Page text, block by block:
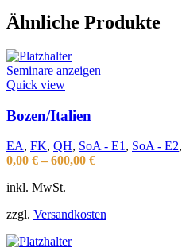
Ähnliche Produkte
Seminare anzeigen
Quick view
Bozen/Italien
EA, FK, QH, SoA - E1, SoA - E2,
0,00 € – 600,00 €
inkl. MwSt.
zzgl. Versandkosten